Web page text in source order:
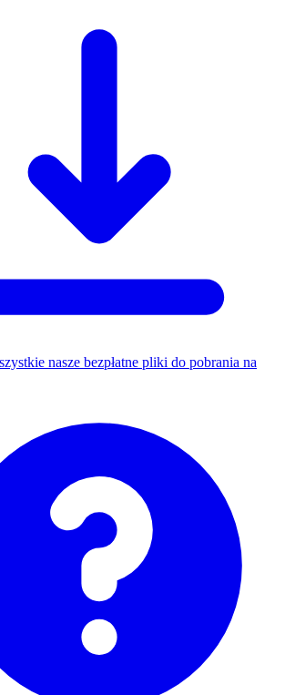
nasze bezpłatne pliki do pobrania na